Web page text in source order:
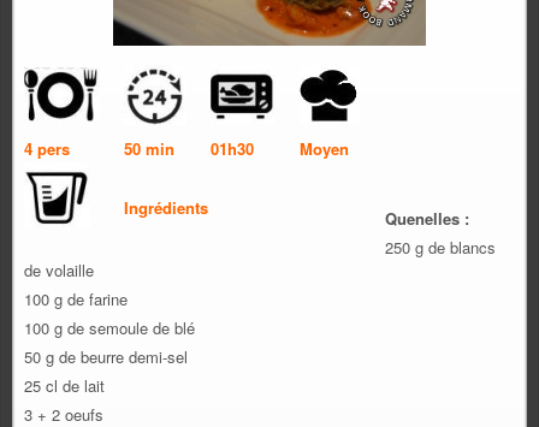
4 pers 50 min 01h30 Moyen
Ingrédients
Quenelles :
250 g de blancs
de volaille
100 g de farine
100 g de semoule de blé
50 g de beurre demi-sel
25 cl de lait
3 + 2 oeufs